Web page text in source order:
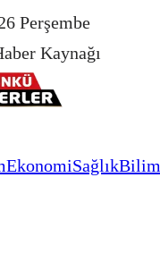
Perşembe
Kaynağı
EkonomiSağlıkBilim